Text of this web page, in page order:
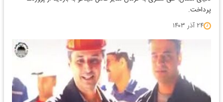
پرداخت.
۲۴ آذر ۱۴۰۳